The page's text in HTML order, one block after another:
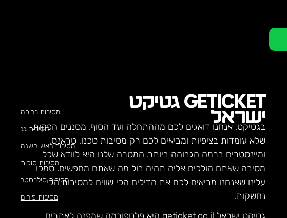
מסיבות בריכה
מסיבות גג
מסיבות ראש השנה
מסיבות סוכות
מסיבות סילבסטר
מסיבות פורים
GETICKET גטיקט
ישראל
בגטיקט, אנחנו דואגים לכם מההתחלה ועד הסוף. מסננים הפקות
שלא עומדות בציפיות ומביאים לכם רק מסיבות טכנו, טראנס,
ומיינסטרים ברמה הגבוהה ביותר. המטרה שלנו היא לוודא שכל
מסיבה שאתם הולכים אליה תהיה בול מה שאתם מחפשים. סמכו
עלינו שאנחנו מביאים לכם את הדילים הכי שווים למסיבות הכי
נחשקות.
גטיקט ישראל geticket.co.il היא פלטפורמה שמפנה לאתרים